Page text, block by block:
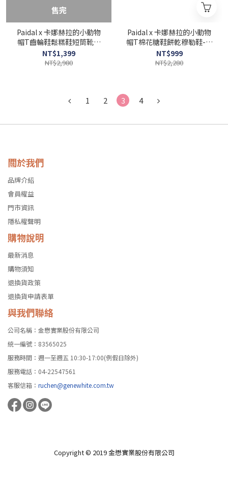
售完
Paidal x 卡娜赫拉的小動物
帽T齒輪鞋鬆糕鞋短筒靴馬
丁靴-黑
NT$1,399
NT$2,980
Paidal x 卡娜赫拉的小動物
帽T棉花糖鞋餅乾穆勒鞋-水
藍
NT$999
NT$2,280
1 2 3 4
關於我們
品牌介紹
會員權益
門市資訊
隱私權聲明
購物說明
最新消息
購物須知
退換貨政策
退換貨申請表單
與我們聯絡
公司名稱：金懋實業股份有限公司
統一編號：83565025
服務時間：週一至週五 10:30-17:00(例假日除外)
服務電話：04-22547561
客服信箱： ruchen@genewhite.com.tw
Copyright © 2019 金懋實業股份有限公司